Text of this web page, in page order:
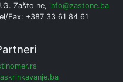
Zašto ne, info@zastone.ba
Fax: +387 33 61 84 61